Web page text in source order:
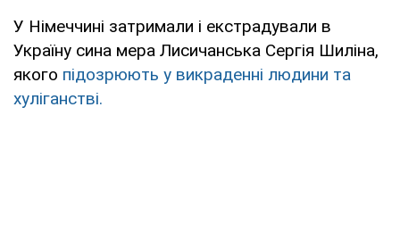
У Німеччині затримали і екстрадували в
Україну сина мера Лисичанська Сергія Шиліна,
якого підозрюють у викраденні людини та
хуліганстві.